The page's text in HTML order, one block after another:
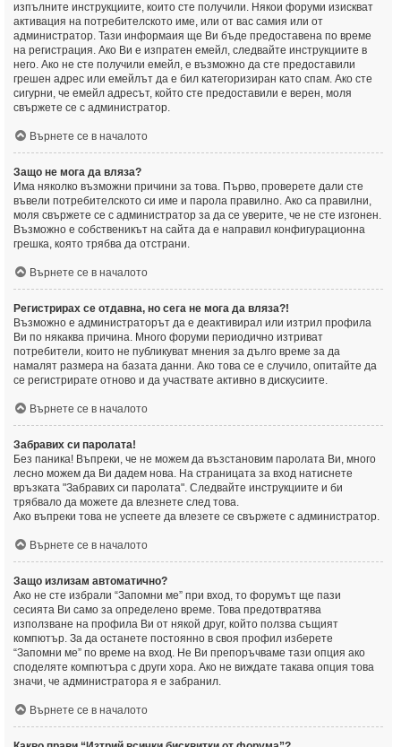
изпълните инструкциите, които сте получили. Някои форуми изискват
активация на потребителското име, или от вас самия или от
администратор. Тази информаия ще Ви бъде предоставена по време
на регистрация. Ако Ви е изпратен емейл, следвайте инструкциите в
него. Ако не сте получили емейл, е възможно да сте предоставили
грешен адрес или емейлът да е бил категоризиран като спам. Ако сте
сигурни, че емейл адресът, който сте предоставили е верен, моля
свържете се с администратор.
Върнете се в началото
Защо не мога да вляза?
Има няколко възможни причини за това. Първо, проверете дали сте
въвели потребителското си име и парола правилно. Ако са правилни,
моля свържете се с администратор за да се уверите, че не сте изгонен.
Възможно е собственикът на сайта да е направил конфигурационна
грешка, която трябва да отстрани.
Върнете се в началото
Регистрирах се отдавна, но сега не мога да вляза?!
Възможно е администраторът да е деактивирал или изтрил профила
Ви по някаква причина. Много форуми периодично изтриват
потребители, които не публикуват мнения за дълго време за да
намалят размера на базата данни. Ако това се е случило, опитайте да
се регистрирате отново и да участвате активно в дискусиите.
Върнете се в началото
Забравих си паролата!
Без паника! Въпреки, че не можем да възстановим паролата Ви, много
лесно можем да Ви дадем нова. На страницата за вход натиснете
връзката "Забравих си паролата". Следвайте инструкциите и би
трябвало да можете да влезнете след това.
Ако въпреки това не успеете да влезете се свържете с администратор.
Върнете се в началото
Защо излизам автоматично?
Ако не сте избрали “Запомни ме” при вход, то форумът ще пази
сесията Ви само за определено време. Това предотвратява
използване на профила Ви от някой друг, който ползва същият
компютър. За да останете постоянно в своя профил изберете
“Запомни ме” по време на вход. Не Ви препоръчваме тази опция ако
споделяте компютъра с други хора. Ако не виждате такава опция това
значи, че администратора я е забранил.
Върнете се в началото